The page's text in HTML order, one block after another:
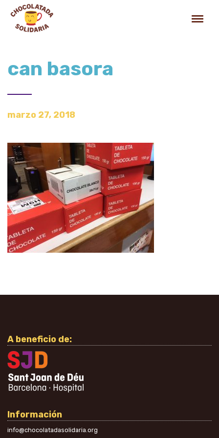
can basora
marzo 27, 2018
A beneficio de:
Información
info@chocolatadasolidaria.org